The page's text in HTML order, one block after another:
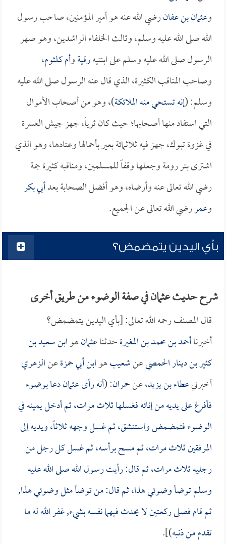
وعثمان بن عفانرضي الله عنه هو أمير المؤمنين، صاحب رسول
الله صلى الله عليه وسلم، وثالث الخلفاء الراشدين، وهو صهر
الرسول صلى الله عليه وسلم على ابنتيهرقيةوأم كلثوم،
وصاحب المناقب الكثيرة، الذي قال عنه الرسول صلى الله عليه
وسلم: (إنه تستحي منه الملائكة)، وهو من أصحاب الأموال
التي استفاد منها أصحابها؛ حيث كان ثرياً، جهز جيش العسرة
في غزوة تبوك، جهز فيه ثلاثمائة بعير بأحمالها وعتادها، وهو الذي
اشترى بئر رومة وجعلها وقفاً للمسلمين، ومناقبه كثيرة جمة
رضي الله تعالى عنه وأرضاه، وهو أفضل الصحابة بعدأبي بكر
وعمررضي الله تعالى عن الجميع.
بأي اليدين يتمضمض؟
شرح حديث عثمان في صفة الوضوء من طريق أخرى
قال المصنف رحمه الله تعالى: [بأي اليدين يتمضمض؟
أخبرناأحمد بن محمد بن المغيرةحدثناعثمانهوابن سعيد بن
كثير بن دينار الحمصيعنشعيبهوابن أبي حمزةعنالزهري
أخبرنيعطاء بن يزيد، عنحمران: (أنه رأىعثماندعا بوضوء
فأفرغ على يديه من إنائه فغسلها ثلاث مرات، ثم أدخل يمينه في
الوضوء فتمضمض واستنشق، ثم غسل وجهه ثلاثاً، ويديه إلى
المرفقين ثلاث مرات، ثم مسح برأسه، ثم غسل كل رجل من
رجليه ثلاث مرات، ثم قال: رأيت رسول الله صلى الله عليه
وسلم توضأ وضوئي هذا، ثم قال: من توضأ مثل وضوئي هذا,
ثم قام فصلى ركعتين لا يحدث فيهما نفسه بشيء, غفر الله له ما
تقدم من ذنبه)].